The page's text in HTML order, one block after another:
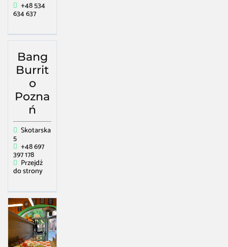
+48 534
634 637
Bang
Burrit
o
Pozna
ń
Skotarska
5
+48 697
397 178
Przejdź
do strony